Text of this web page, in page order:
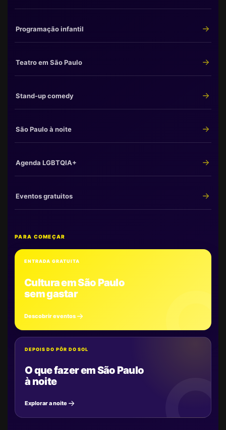
Programação infantil
Teatro em São Paulo
Stand-up comedy
São Paulo à noite
Agenda LGBTQIA+
Eventos gratuitos
PARA COMEÇAR
ENTRADA GRATUITA
Cultura em São Paulo
sem gastar
Descobrir eventos
DEPOIS DO PÔR DO SOL
O que fazer em São Paulo
à noite
Explorar a noite